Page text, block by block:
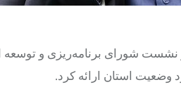
شورای برنامه‌ریزی و
وضعیت استان ارائه کرد.